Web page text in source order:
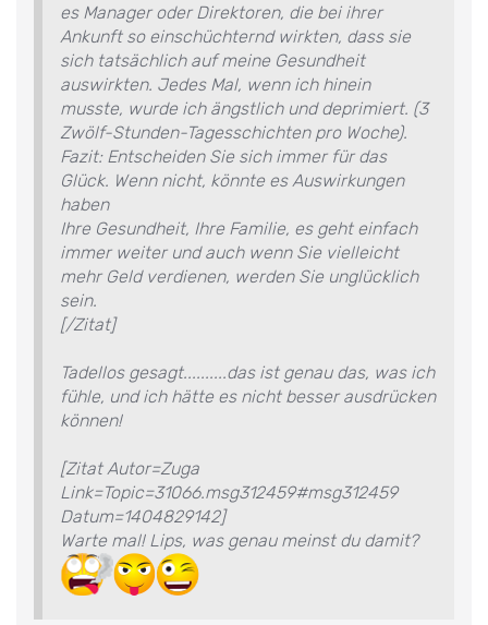
es Manager oder Direktoren, die bei ihrer
Ankunft so einschüchternd wirkten, dass sie
sich tatsächlich auf meine Gesundheit
auswirkten. Jedes Mal, wenn ich hinein
musste, wurde ich ängstlich und deprimiert. (3
Zwölf-Stunden-Tagesschichten pro Woche).
Fazit: Entscheiden Sie sich immer für das
Glück. Wenn nicht, könnte es Auswirkungen
haben
Ihre Gesundheit, Ihre Familie, es geht einfach
immer weiter und auch wenn Sie vielleicht
mehr Geld verdienen, werden Sie unglücklich
sein.
[/Zitat]
Tadellos gesagt..........das ist genau das, was ich
fühle, und ich hätte es nicht besser ausdrücken
können!
[Zitat Autor=Zuga
Link=Topic=31066.msg312459#msg312459
Datum=1404829142]
Warte mal! Lips, was genau meinst du damit?